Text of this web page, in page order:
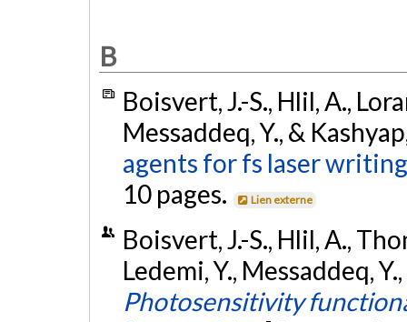
B
Boisvert, J.-S., Hlil, A.,
Messaddeq, Y., &
agents for fs laser
10 pages.
Lien externe
Boisvert, J.-S., Hlil, A.,
Ledemi, Y., Messaddeq,
Photosensitivity